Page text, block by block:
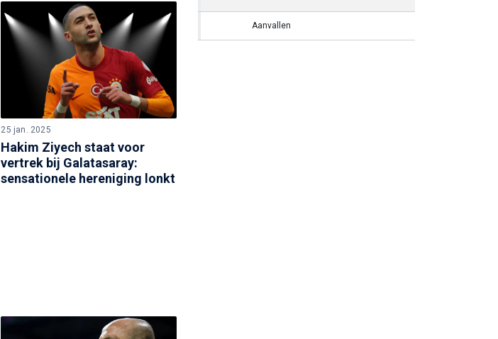
25 jan. 2025
Hakim Ziyech staat voor
vertrek bij Galatasaray:
sensationele hereniging lonkt
Aanvallen